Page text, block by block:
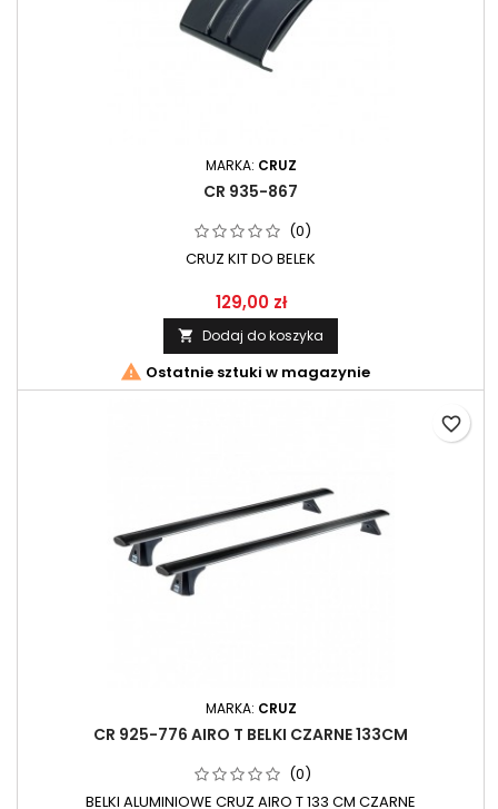
MARKA: CRUZ
CR 935-867
(0)
CRUZ KIT DO BELEK
129,00 zł
 Dodaj do koszyka
 Ostatnie sztuki w magazynie
MARKA: CRUZ
CR 925-776 AIRO T BELKI CZARNE 133CM
(0)
BELKI ALUMINIOWE CRUZ AIRO T 133 CM CZARNE
favorite_border